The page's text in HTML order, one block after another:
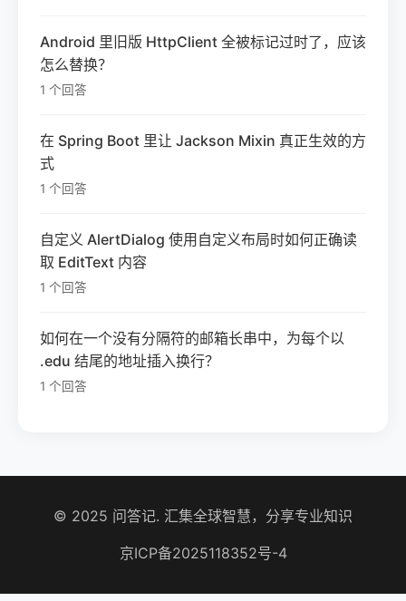
Android 里旧版 HttpClient 全被标记过时了，应该
怎么替换？
1 个回答
在 Spring Boot 里让 Jackson Mixin 真正生效的方
式
1 个回答
自定义 AlertDialog 使用自定义布局时如何正确读
取 EditText 内容
1 个回答
如何在一个没有分隔符的邮箱长串中，为每个以
.edu 结尾的地址插入换行？
1 个回答
© 2025 问答记. 汇集全球智慧，分享专业知识
京ICP备2025118352号-4